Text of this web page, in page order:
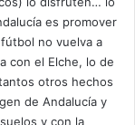
es promover
no vuelva a
con el Elche, lo de
otros hechos
de Andalucía y
y con la